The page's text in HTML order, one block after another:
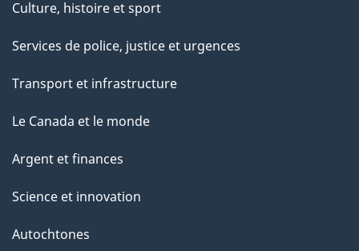
Culture, histoire et sport
Services de police, justice et urgences
Transport et infrastructure
Le Canada et le monde
Argent et finances
Science et innovation
Autochtones